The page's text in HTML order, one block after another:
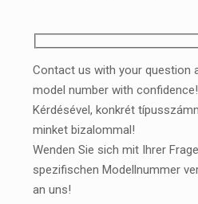
Contact us with your question
model number with confidence!
Kérdésével, konkrét
minket bizalommal!
Wenden Sie sich mit Ihrer
spezifischen Modellnummer
an uns!